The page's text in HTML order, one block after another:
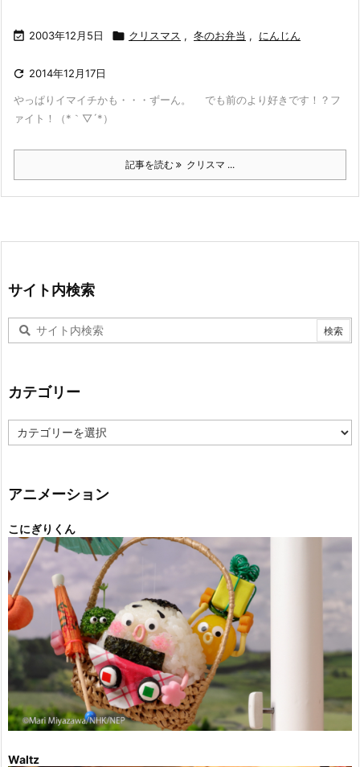
 2003年12月5日  クリスマス , 冬のお弁当 , にんじん
 2014年12月17日
やっぱりイマイチかも・・・ずーん。 でも前のより好きです！？フ
ァイト！（*｀▽´*）
記事を読む クリスマ ...
サイト内検索
カテゴリー
テ
ー
アニメーション
こにぎりくん
Waltz